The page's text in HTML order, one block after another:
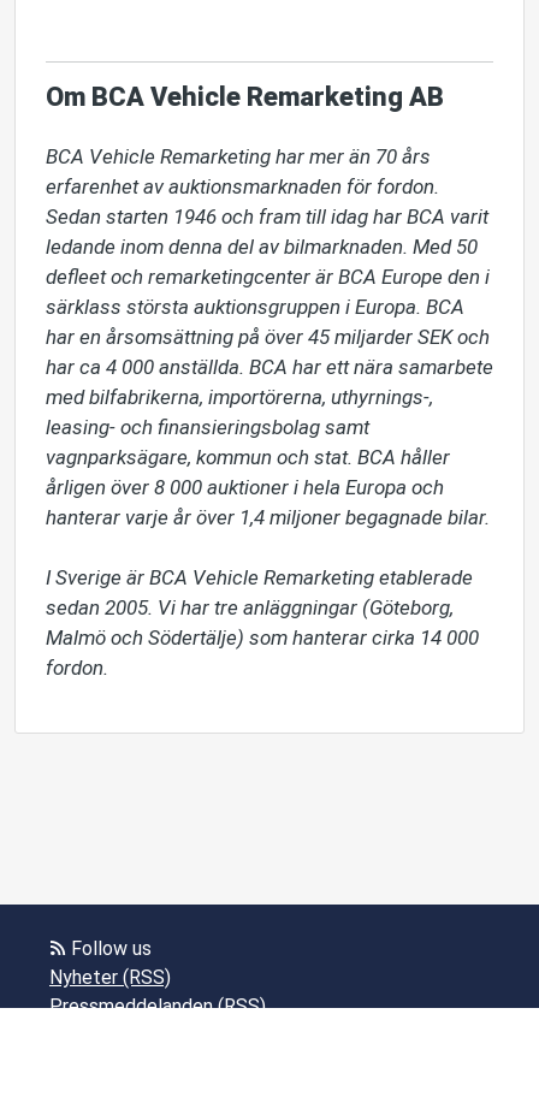
Om BCA Vehicle Remarketing AB
BCA Vehicle Remarketing har mer än 70 års
erfarenhet av auktionsmarknaden för fordon.
Sedan starten 1946 och fram till idag har BCA varit
ledande inom denna del av bilmarknaden. Med 50
defleet och remarketingcenter är BCA Europe den i
särklass största auktionsgruppen i Europa. BCA
har en årsomsättning på över 45 miljarder SEK och
har ca 4 000 anställda. BCA har ett nära samarbete
med bilfabrikerna, importörerna, uthyrnings-,
leasing- och finansieringsbolag samt
vagnparksägare, kommun och stat. BCA håller
årligen över 8 000 auktioner i hela Europa och
hanterar varje år över 1,4 miljoner begagnade bilar.
I Sverige är BCA Vehicle Remarketing etablerade
sedan 2005. Vi har tre anläggningar (Göteborg,
Malmö och Södertälje) som hanterar cirka 14 000
fordon.
Follow us
Nyheter (RSS)
Pressmeddelanden (RSS)